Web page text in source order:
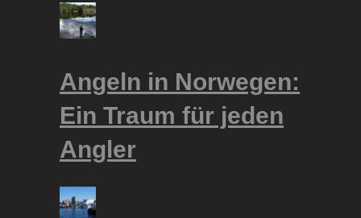
Angeln in Norwegen:
Ein Traum für jeden
Angler